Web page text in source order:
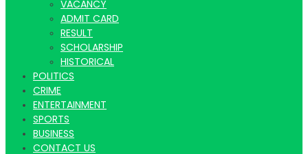
Hindi
VACANCY
ADMIT CARD
RESULT
SCHOLARSHIP
HISTORICAL
POLITICS
CRIME
ENTERTAINMENT
SPORTS
BUSINESS
CONTACT US